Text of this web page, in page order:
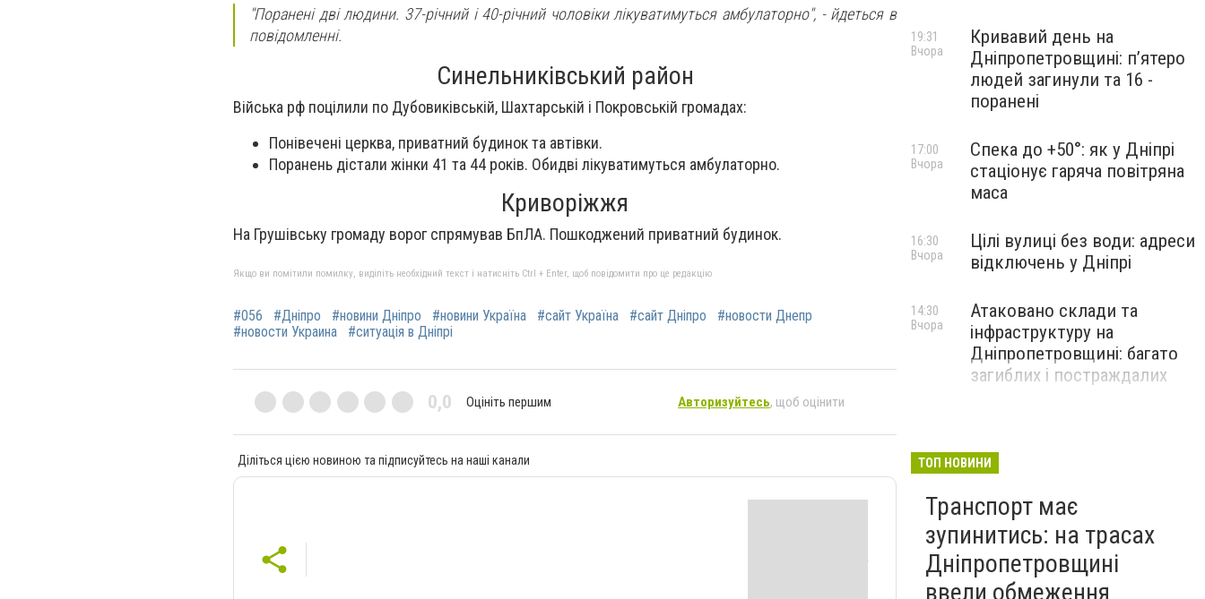
"Поранені дві людини. 37-річний і 40-річний чоловіки лікуватимуться амбулаторно", - йдеться в
повідомленні.
Синельниківський район
Війська рф поцілили по Дубовиківській, Шахтарській і Покровській громадах:
Понівечені церква, приватний будинок та автівки.
Поранень дістали жінки 41 та 44 років. Обидві лікуватимуться амбулаторно.
Криворіжжя
На Грушівську громаду ворог спрямував БпЛА. Пошкоджений приватний будинок.
Якщо ви помітили помилку, виділіть необхідний текст і натисніть Ctrl + Enter, щоб повідомити про це редакцію
#056 #Дніпро #новини Дніпро #новини Україна #сайт Україна #сайт Дніпро
#новости Днепр
#новости Украина
#ситуація в Дніпрі
0,0 Оцініть першим Авторизуйтесь, щоб оцінити
Діліться цією новиною та підписуйтесь на наші канали
Кривавий день на
Дніпропетровщині: п’ятеро
людей загинули та 16 -
поранені
19:31
Вчора
Спека до +50°: як у Дніпрі
стаціонує гаряча повітряна
маса
17:00
Вчора
Цілі вулиці без води: адреси
відключень у Дніпрі
16:30
Вчора
Атаковано склади та
інфраструктуру на
Дніпропетровщині: багато
загиблих і постраждалих
14:30
Вчора
ТОП НОВИНИ
Транспорт має
зупинитись: на трасах
Дніпропетровщині
ввели обмеження